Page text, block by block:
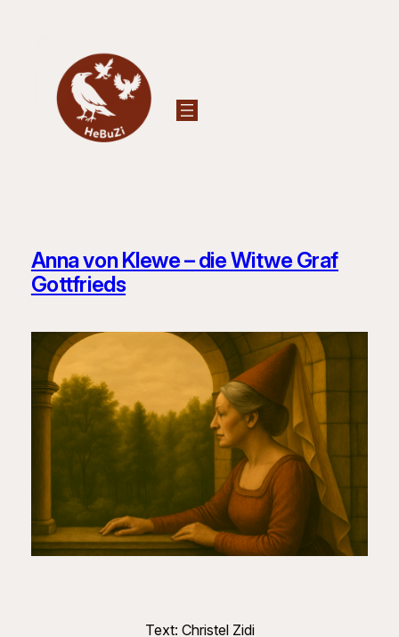
Anna von Klewe – die Witwe Graf
Gottfrieds
Text: Christel Zidi